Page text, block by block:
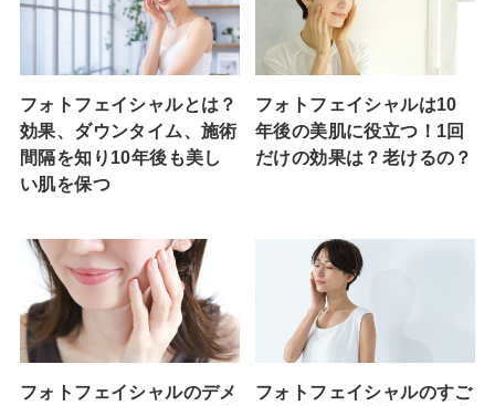
フォトフェイシャルとは？
効果、ダウンタイム、施術
間隔を知り10年後も美し
い肌を保つ
フォトフェイシャルは10
年後の美肌に役立つ！1回
だけの効果は？老けるの？
フォトフェイシャルのデメ
フォトフェイシャルのすご